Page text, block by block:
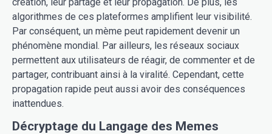
algorithmes de ces plateformes amplifient leur visibilité.
Par conséquent, un mème peut rapidement devenir un
phénomène mondial. Par ailleurs, les réseaux sociaux
permettent aux utilisateurs de réagir, de commenter et de
partager, contribuant ainsi à la viralité. Cependant, cette
propagation rapide peut aussi avoir des conséquences
inattendues.
Décryptage du Langage des Memes